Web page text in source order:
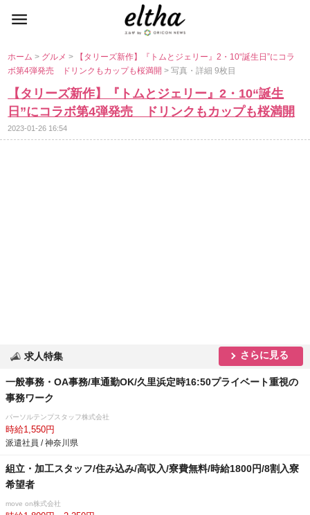
ホーム> グルメ>
【タリーズ新作】『トムとジェリー』2・10“誕生日”にコラ
ボ第4弾発売 ドリンクもカップも桜満開> 写真・詳細 9枚目
【タリーズ新作】『トムとジェリー』2・10“誕生
日”にコラボ第4弾発売 ドリンクもカップも桜満開
2023-01-26 16:54
求人特集 さらに見る
一般事務・OA事務/車通勤OK/久里浜定時16:50プライベート重視の
事務ワーク
パーソルテンプスタッフ株式会社
時給1,550円
派遣社員 / 神奈川県
組立・加工スタッフ/住み込み/高収入/寮費無料/時給1800円/8割入寮
希望者
move on株式会社